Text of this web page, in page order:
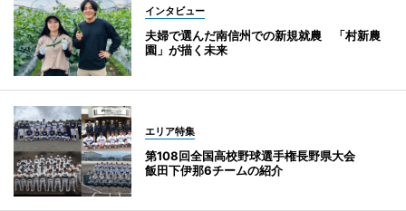
インタビュー
夫婦で選んだ南信州での新規就農 「村新農
園」が描く未来
エリア特集
第108回全国高校野球選手権長野県大会
飯田下伊那6チームの紹介